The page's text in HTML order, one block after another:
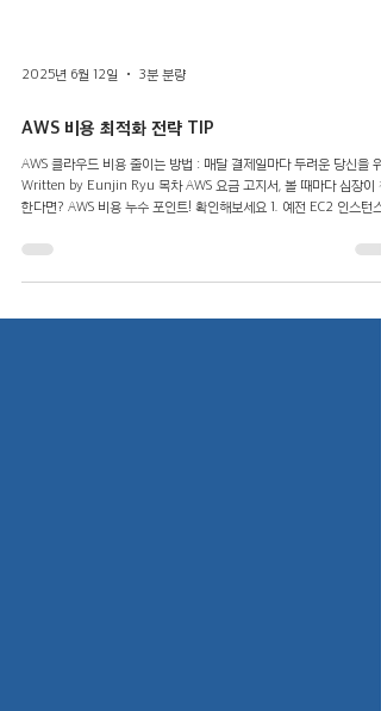
2025년 6월 12일 3분 분량
AWS 비용 최적화 전략 TIP
AWS 클라우드 비용 줄이는 방법 : 매달 결제일마다 두려운 당신을 위
한다면? AWS 비용 누수 포인트! 확인해보세요 1. 예전 EC2 인스턴스